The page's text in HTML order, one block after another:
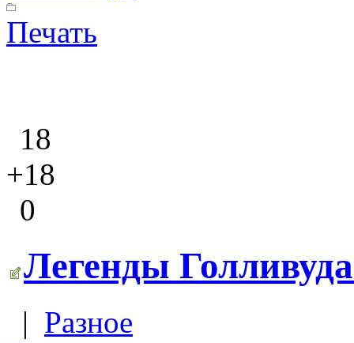
Печать
18
+18
0
Легенды
| Разное